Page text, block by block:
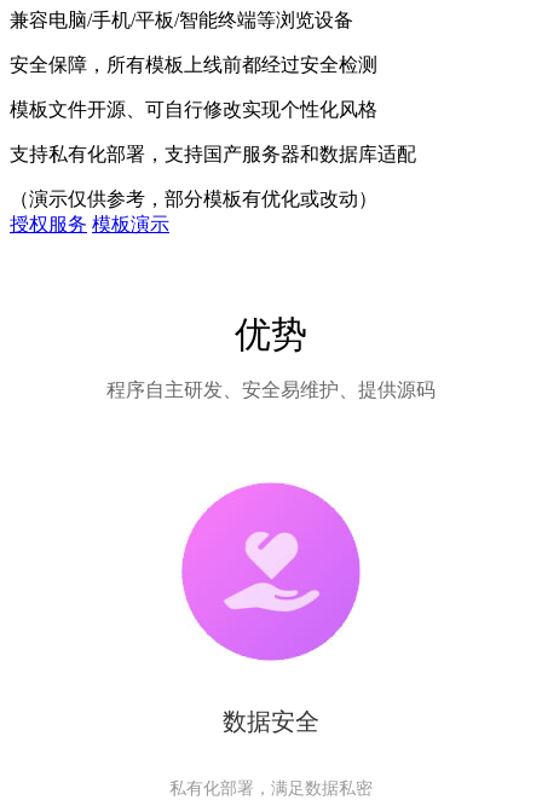
兼容电脑/手机/平板/智能终端等浏览设备
安全保障，所有模板上线前都经过安全检测
模板文件开源、可自行修改实现个性化风格
支持私有化部署，支持国产服务器和数据库适配
（演示仅供参考，部分模板有优化或改动）
授权服务 模板演示
优势
程序自主研发、安全易维护、提供源码
数据安全
私有化部署，满足数据私密